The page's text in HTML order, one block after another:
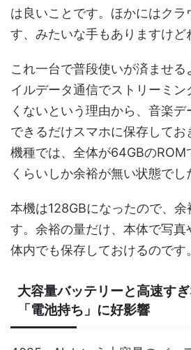
は良いことです。ほかにはク
す、みたいな手もありますけど
これ一台で普段使いが済ませ
イルデータ通信でストリーミン
くないという理由から、音楽
できるだけスマホに保存して
機種では、全体が64GBのROM
くらいしか余裕が無い状態でし
本機は128GBになったので、余
す。余裕の量だけ、本体で写真
体内でも保存しておけるのです。
大容量バッテリーと高速す
「電池持ち」に好影響